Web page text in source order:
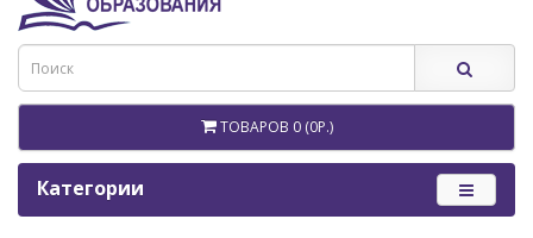
ТОВАРОВ 0 (0Р.)
Категории